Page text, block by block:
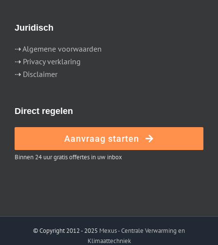
Juridisch
⇢Algemene voorwaarden
⇢ Privacy verklaring
⇢ Disclaimer
Direct regelen
Aanvraag starten
Binnen 24 uur gratis offertes in uw inbox
© Copyright 2012 - 2025 Mexus - Centrale Verwarming en
Klimaattechniek